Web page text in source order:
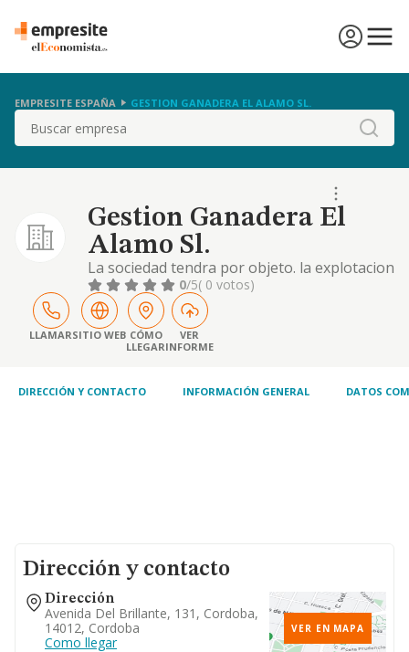
EMPRESITE ESPAÑA GESTION GANADERA EL ALAMO SL.
Buscar
Gestion Ganadera El
Alamo Sl.
La sociedad tendra por objeto. la explotacion
de fincas rusticas incluso en arrendamiento,
en cualquiera de sus aprovechamientos
agricolas, ganaderos, forestales y
cinegeticos, venta de los productos
obtenidos, su transf
0/5( 0 votos)
LLAMARSITIO WEB CÓMO
LLEGAR
VER
INFORME
DIRECCIÓN Y CONTACTO INFORMACIÓN GENERAL DATOS
Dirección y contacto
Dirección
Avenida Del Brillante, 131, Cordoba,
14012, Cordoba
Como llegar
VER EN MAPA